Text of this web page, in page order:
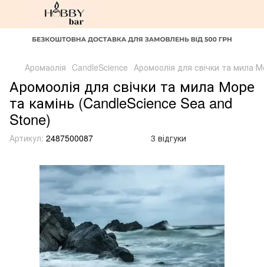
Аромаолія CandleScience Аромоолія для свічки та мила
Аромоолія для свічки та мила Море
та камінь (CandleScience Sea and
Stone)
Артикул: 2487500087 3 відгуки